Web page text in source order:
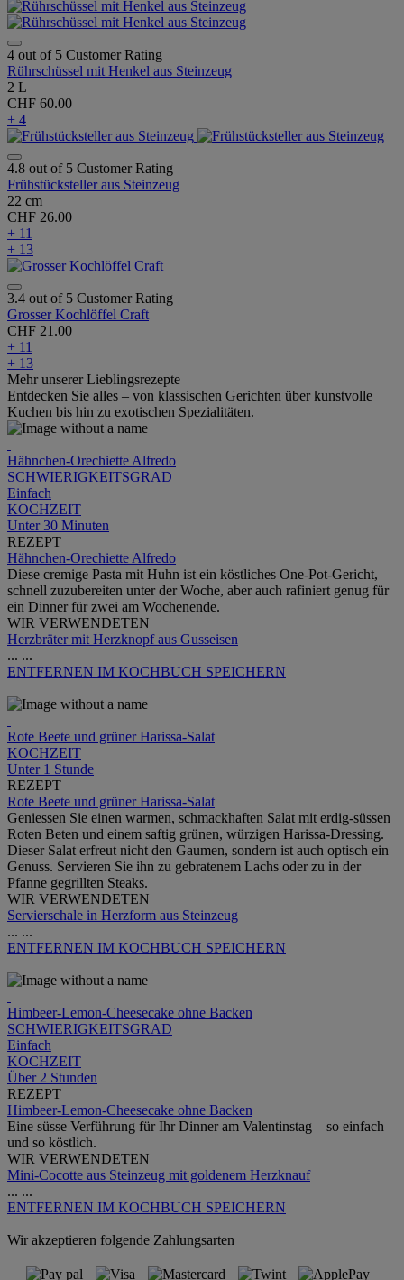
4 out of 5 Customer Rating
Rührschüssel mit Henkel aus Steinzeug
2 L
CHF 60.00
+ 4
4.8 out of 5 Customer Rating
Frühstücksteller aus Steinzeug
22 cm
CHF 26.00
+ 11
+ 13
3.4 out of 5 Customer Rating
Grosser Kochlöffel Craft
CHF 21.00
+ 11
+ 13
Mehr unserer Lieblingsrezepte
Entdecken Sie alles – von klassischen Gerichten über kunstvolle
Kuchen bis hin zu exotischen Spezialitäten.
Hähnchen-Orechiette Alfredo
SCHWIERIGKEITSGRAD
Einfach
KOCHZEIT
Unter 30 Minuten
REZEPT
Hähnchen-Orechiette Alfredo
Diese cremige Pasta mit Huhn ist ein köstliches One-Pot-Gericht,
schnell zuzubereiten unter der Woche, aber auch rafiniert genug für
ein Dinner für zwei am Wochenende.
WIR VERWENDETEN
Herzbräter mit Herzknopf aus Gusseisen
... ...
ENTFERNEN IM KOCHBUCH SPEICHERN
Rote Beete und grüner Harissa-Salat
KOCHZEIT
Unter 1 Stunde
REZEPT
Rote Beete und grüner Harissa-Salat
Geniessen Sie einen warmen, schmackhaften Salat mit erdig-süssen
Roten Beten und einem saftig grünen, würzigen Harissa-Dressing.
Dieser Salat erfreut nicht den Gaumen, sondern ist auch optisch ein
Genuss. Servieren Sie ihn zu gebratenem Lachs oder zu in der
Pfanne gegrillten Steaks.
WIR VERWENDETEN
Servierschale in Herzform aus Steinzeug
... ...
ENTFERNEN IM KOCHBUCH SPEICHERN
Himbeer-Lemon-Cheesecake ohne Backen
SCHWIERIGKEITSGRAD
Einfach
KOCHZEIT
Über 2 Stunden
REZEPT
Himbeer-Lemon-Cheesecake ohne Backen
Eine süsse Verführung für Ihr Dinner am Valentinstag – so einfach
und so köstlich.
WIR VERWENDETEN
Mini-Cocotte aus Steinzeug mit goldenem Herzknauf
... ...
ENTFERNEN IM KOCHBUCH SPEICHERN
Wir akzeptieren folgende Zahlungsarten